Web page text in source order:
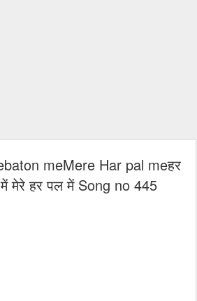
meMere Har pal meहर
में मेरे हर पल में Song no 445